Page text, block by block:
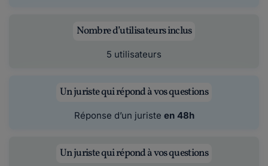
Nombre d’utilisateurs inclus
5 utilisateurs
Un juriste qui répond à vos questions
Réponse d’un juriste en 48h
Un juriste qui répond à vos questions